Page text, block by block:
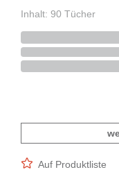
Inhalt: 90 Tücher
Auf Produktliste